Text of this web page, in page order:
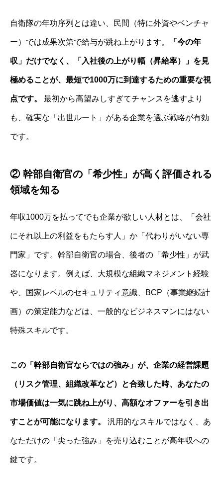
自衛隊の年功序列とは違い、民間（特に外資やベンチャ
ー）では成果次第で給与が跳ね上がります。 「今の年
収」だけでなく、「入社後の上がり幅（昇給率）」を見
極めることが、最短で1000万に到達するための重要な視
点です。 最初から高望みしすぎてチャンスを逃すより
も、確実な「出世ルート」がある企業を選ぶ戦略が有効
です。
② 幹部自衛官の「希少性」が高く評価される
領域を知る
年収1000万を払ってでも企業が欲しい人材とは、「会社
にそれ以上の利益をもたらす人」か「代わりがいない専
門家」です。幹部自衛官の場合、後者の「希少性」が武
器になります。例えば、大規模な組織マネジメント経験
や、国家レベルのセキュリティ意識、BCP（事業継続計
画）の策定能力などは、一般的なビジネスマンにはない
特殊スキルです。
この「幹部自衛官ならではの強み」が、企業の経営課題
（リスク管理、組織改革など）と合致した時、あなたの
市場価値は一気に跳ね上がり、高額なオファーを引き出
すことが可能になります。 汎用的なスキルではなく、あ
なただけの「尖った強み」を売り込むことが高年収への
鍵です。